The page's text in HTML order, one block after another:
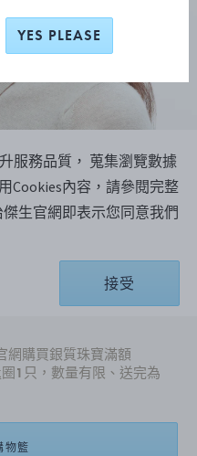
路限定
網購買銀質珠寶滿額
1只，數量有限、送完為
物籃
服務品質， 蒐集瀏覽數據
Cookies內容，請參閱完整
傑生官網即表示您同意我們
接受
YES PLEASE